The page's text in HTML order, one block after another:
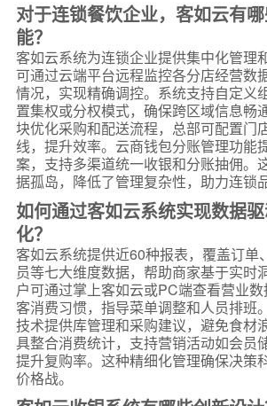
对于连锁餐饮企业，客如云有
能？
客如云系统为连锁企业提供集中化管理
可通过云端平台远程监控各分店经营数
情况，实现精确调控。系统支持自定义
置集权或分权模式，确保跨区域信息畅
块优化采购和配送流程，总部可配置门
线，提升效率。云商钱包分账管理功能
案，支持多渠道统一收银和分账抽佣。
据孤岛，降低了管理复杂性，助力连锁
如何通过客如云系统实现数据
化？
客如云系统提供近60种报表，覆盖订单
员等七大维度数据，帮助商家基于实时
户可通过掌上客如云或PC端查看营业
客消费习惯，指导菜单调整和人员排班
技术提供库管理和采购建议，避免食材
具整合消费统计，支持营销活动如会员
提升复购率。这种精细化管理确保决策
价格战。